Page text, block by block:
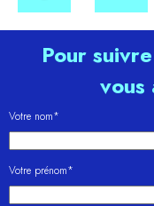
Pour
vous
Votre nom*
Votre prénom*